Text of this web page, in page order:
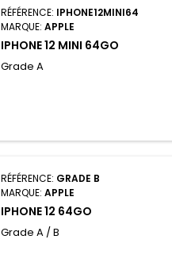
RÉFÉRENCE: IPHONE12MINI64
MARQUE:APPLE
IPHONE 12 MINI 64GO
Grade A
RÉFÉRENCE: GRADE B
MARQUE:APPLE
IPHONE 12 64GO
Grade A / B